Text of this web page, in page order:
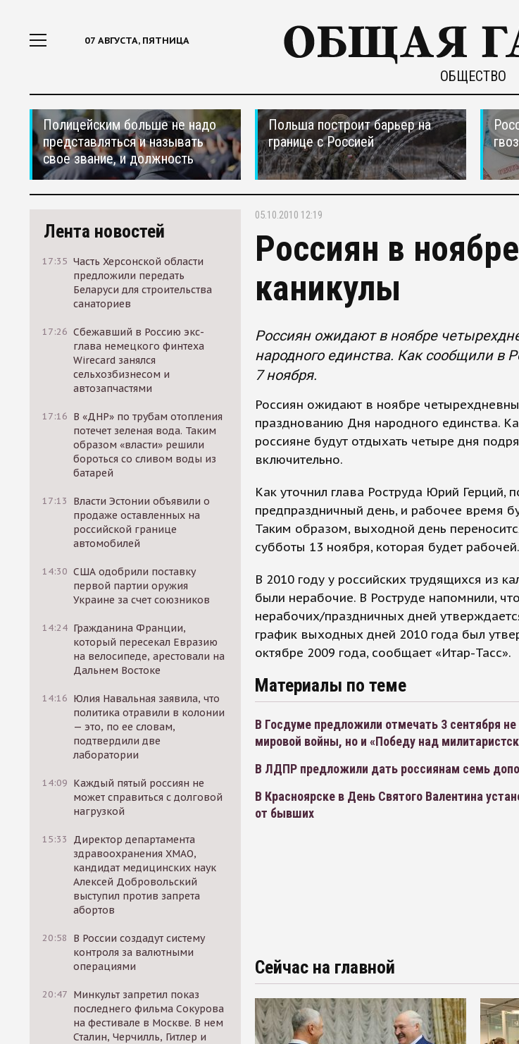
07 АВГУСТА, ПЯТНИЦА
ОБЩЕСТВО
Полицейским больше не надо
представляться и называть
свое звание, и должность
Польша построит барьер на
границе с Россией
Лента новостей
17:35 Часть Херсонской области
предложили передать
Беларуси для строительства
санаториев
17:26 Сбежавший в Россию экс-
глава немецкого финтеха
Wirecard занялся
сельхозбизнесом и
автозапчастями
17:16 В «ДНР» по трубам отопления
потечет зеленая вода. Таким
образом «власти» решили
бороться со сливом воды из
батарей
17:13
Власти Эстонии объявили о
продаже оставленных на
российской границе
автомобилей
14:30 США одобрили поставку
первой партии оружия
Украине за счет союзников
14:24 Гражданина Франции,
который пересекал Евразию
на велосипеде, арестовали на
Дальнем Востоке
14:16 Юлия Навальная заявила, что
политика отравили в колонии
— это, по ее словам,
подтвердили две
лаборатории
14:09 Каждый пятый россиян не
может справиться с долговой
нагрузкой
15:33
Директор департамента
здравоохранения ХМАО,
кандидат медицинских наук
Алексей Добровольский
выступил против запрета
абортов
20:58
В России создадут систему
контроля за валютными
операциями
20:47 Минкульт запретил показ
последнего фильма Сокурова
на фестивале в Москве. В нем
Сталин, Черчилль, Гитлер и
05.10.2010 12:19
Россиян в
каникулы
Россиян ожидают в ноябре
народного единства. Как сообщили в
7 ноября.
Россиян ожидают в ноябре
празднованию Дня народного единства.
россияне будут отдыхать четыре дня
включительно.
Как уточнил глава Роструда Юрий Герций,
предпраздничный день, и рабочее время
Таким образом, выходной день
субботы 13 ноября, которая будет рабочей.
В 2010 году у российских трудящихся из
были нерабочие. В Роструде напомнили,
нерабочих/праздничных дней
график выходных дней 2010 года был
октябре 2009 года, сообщает «Итар-Тасс».
Материалы по теме
В Госдуме предложили отмечать 3 сентября
мировой войны, но и «Победу над
В ЛДПР предложили дать россиянам семь
В Красноярске в День Святого Валентина
от бывших
Сейчас на главной